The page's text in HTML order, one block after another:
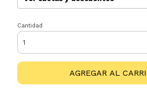
Cantidad
AGREGAR AL